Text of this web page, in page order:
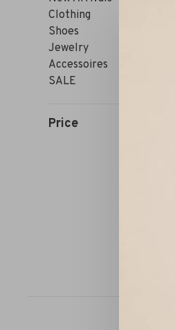
Clothing
Shoes
Jewelry
Accessoires
SALE
Price